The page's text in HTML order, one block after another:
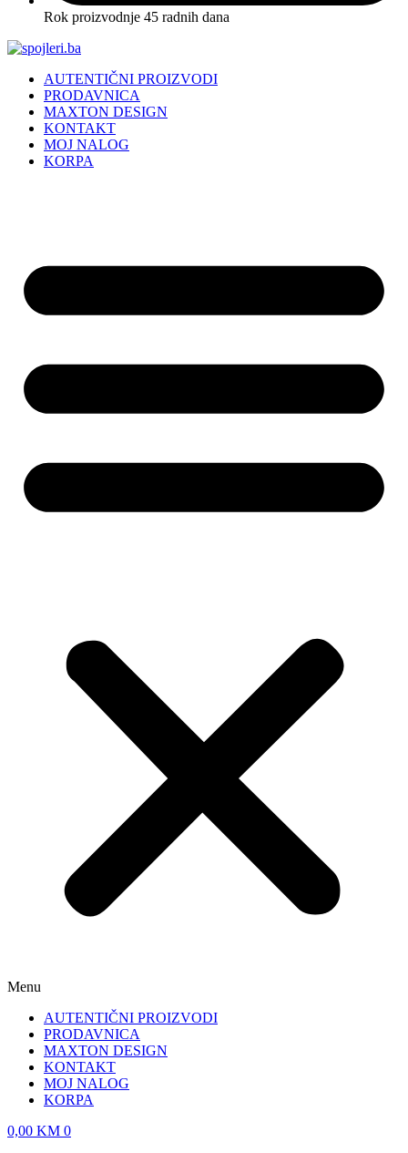
Rok proizvodnje 45 radnih dana
AUTENTIČNI PROIZVODI
PRODAVNICA
MAXTON DESIGN
KONTAKT
MOJ NALOG
KORPA
Menu
AUTENTIČNI PROIZVODI
PRODAVNICA
MAXTON DESIGN
KONTAKT
MOJ NALOG
KORPA
0,00 KM 0